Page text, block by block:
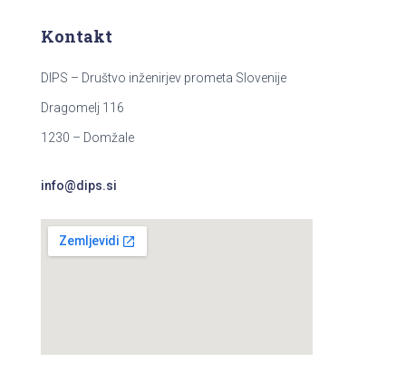
:Kontakt
DIPS – Društvo inženirjev prometa Slovenije
Dragomelj 116
1230 – Domžale
info@dips.si